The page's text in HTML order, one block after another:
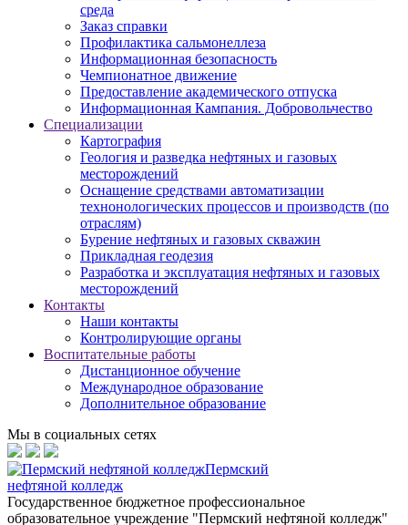
среда
Заказ справки
Профилактика сальмонеллеза
Информационная безопасность
Чемпионатное движение
Предоставление академического отпуска
Информационная Кампания. Добровольчество
Специализации
Картография
Геология и разведка нефтяных и газовых
месторождений
Оснащение средствами автоматизации
технонологических процессов и производств (по
отраслям)
Бурение нефтяных и газовых скважин
Прикладная геодезия
Разработка и эксплуатация нефтяных и газовых
месторождений
Контакты
Наши контакты
Контролирующие органы
Воспитательные работы
Дистанционное обучение
Международное образование
Дополнительное образование
Мы в социальных сетях
Пермский
нефтяной колледж
Государственное бюджетное профессиональное
образовательное учреждение "Пермский нефтяной колледж"